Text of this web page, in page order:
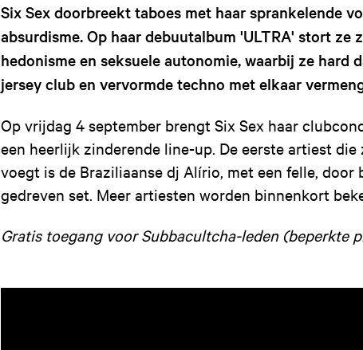
Six Sex doorbreekt taboes met haar sprankelende
absurdisme. Op haar debuutalbum 'ULTRA' stort ze
hedonisme en seksuele autonomie, waarbij ze hard
jersey club en vervormde techno met elkaar
Op vrijdag 4 september brengt Six Sex haar
een heerlijk zinderende line-up. De eerste artiest
voegt is de Braziliaanse dj Alírio, met een felle, door
gedreven set. Meer artiesten worden binnenkort
Gratis toegang voor Subbacultcha-leden (beperkte